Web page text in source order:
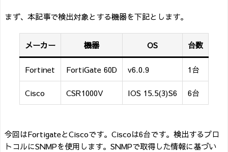
まず、本記事で検出対象とする機器を下記とします。
メーカー 機器 OS 台数
Fortinet FortiGate 60D v6.0.9 1台
Cisco CSR1000V IOS 15.5(3)S6 6台
今回はFortigateとCiscoです。Ciscoは6台です。検出するプロ
トコルにSNMPを使用します。SNMPで取得した情報に基づい